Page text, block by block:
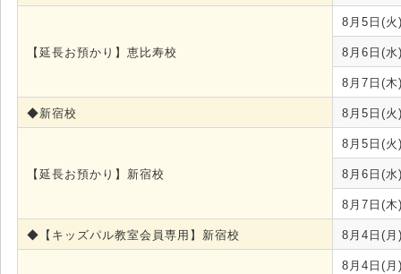
【延長お預かり】恵比寿校
8月5日(火
8月6日(水
8月7日(木
◆新宿校 8月5日(
【延長お預かり】新宿校
8月5日(火
8月6日(水
8月7日(木
◆【キッズパル教室会員専用】新宿校 8月4日(
8月4日(月